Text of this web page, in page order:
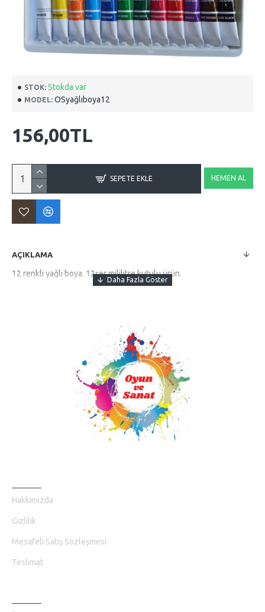
STOK: Stokda var
MODEL: OSyağlıboya12
156,00TL
SEPETE EKLE HEMEN AL
AÇIKLAMA
12 renkli yağlı boya. 12şer mililitre kutulu ürün.
Hakkımızda
Gizlilik
Mesafeli Satış Sözleşmesi
Teslimat